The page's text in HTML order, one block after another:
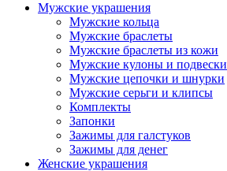
Мужские украшения
Мужские кольца
Мужские браслеты
Мужские браслеты из кожи
Мужские кулоны и подвески
Мужские цепочки и шнурки
Мужские серьги и клипсы
Комплекты
Запонки
Зажимы для галстуков
Зажимы для денег
Женские украшения